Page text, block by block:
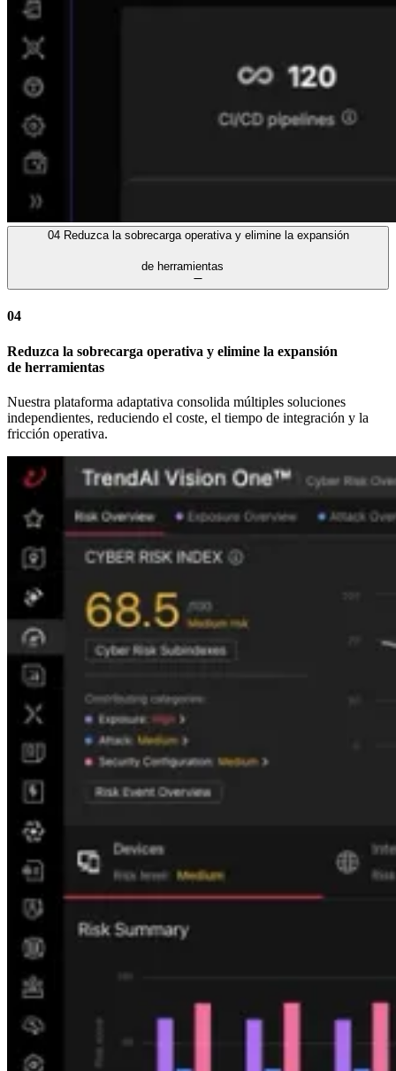
04 Reduzca la sobrecarga operativa y elimine la expansión
de herramientas
04
Reduzca la sobrecarga operativa y elimine la expansión
de herramientas
Nuestra plataforma adaptativa consolida múltiples soluciones
independientes, reduciendo el coste, el tiempo de integración y la
fricción operativa.